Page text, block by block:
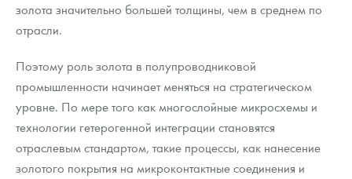
золота значительно большей толщины, чем в среднем по
отрасли.
Поэтому роль золота в полупроводниковой
промышленности начинает меняться на стратегическом
уровне. По мере того как многослойные микросхемы и
технологии гетерогенной интеграции становятся
отраслевым стандартом, такие процессы, как нанесение
золотого покрытия на микроконтактные соединения и